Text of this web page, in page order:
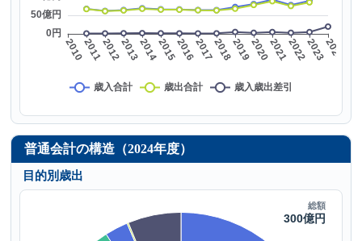
普通会計の構造（2024年度）
目的別歳出